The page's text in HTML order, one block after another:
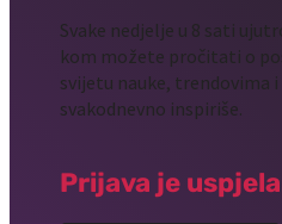
Svake nedjelje u 8 sati
kom možete pročitati o
svijetu nauke, trendovima i
svakodnevno inspiriše.
Prijava je